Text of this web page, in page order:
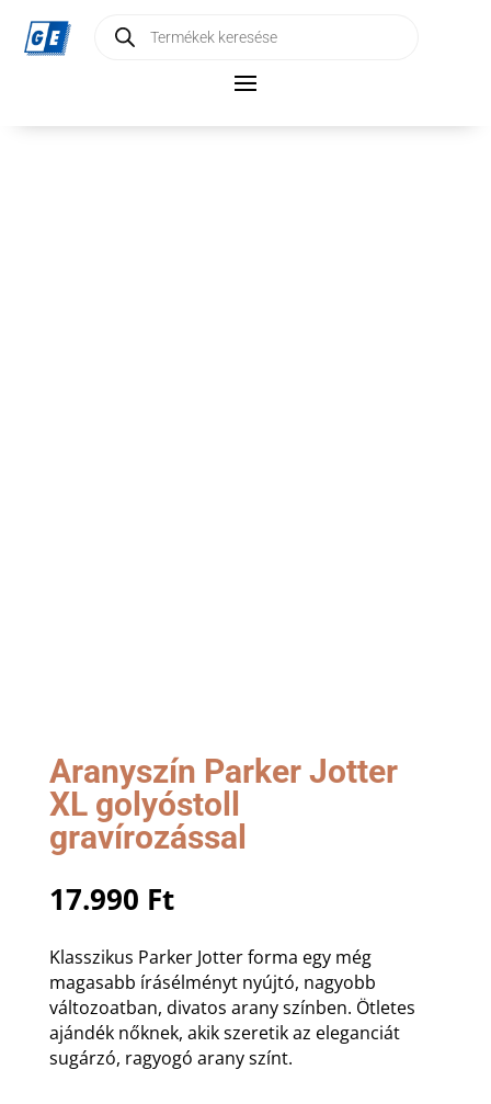
search
Aranyszín Parker Jotter
XL golyóstoll
gravírozással
17.990 Ft
Klasszikus Parker Jotter forma egy még
magasabb írásélményt nyújtó, nagyobb
változoatban, divatos arany színben. Ötletes
ajándék nőknek, akik szeretik az eleganciát
sugárzó, ragyogó arany színt.